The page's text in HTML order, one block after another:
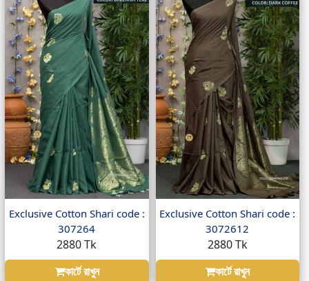
Exclusive Cotton Shari code :
307264
2880 Tk
কার্টে রাখুন
Exclusive Cotton Shari code :
3072612
2880 Tk
কার্টে রাখুন